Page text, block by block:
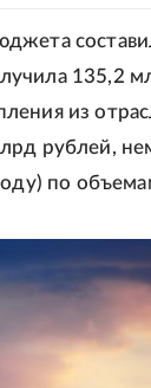
135,2
из
рублей,
по